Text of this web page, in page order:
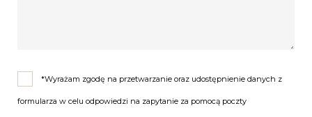
*Wyrażam zgodę na przetwarzanie oraz udostępnienie danych z
formularza w celu odpowiedzi na zapytanie za pomocą poczty